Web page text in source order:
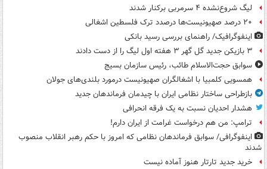
لیگ شروع‌نشده ۴ سرمربی برکنار شدند
۲۰ درصد صهیونیست‌ها درصدد ترک فلسطین اشغالی
اینفوگرافیک/ راهنمای بررسی رسید بانکی
۳ بازیکن جدید گل گهر ۳ هفته اول لیگ را از دست دادند
سوابق حجت‌الاسلام طائب، رئیس سازمان بسیج
همسویی کلمبیا با اشغالگران صهیونیست درمورد بلندی‌های جولان
بازطراحی ساختار نظامی ایران با چیدمان فرماندهان جدید
هشدار احدیان نسبت به یک فرقه انحرافی
ترامپ: من هم درخواست غرامت از ایران دارم!
اینفوگرافی/ سوابق فرماندهان نظامی که امروز با حکم رهبر انقلاب منصوب
شدند
خرید جدید تارتار هنوز آماده نیست